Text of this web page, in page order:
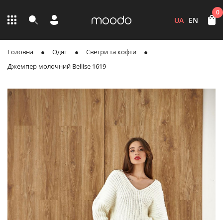
UA EN
0
Головна Одяг
Светри та кофти
Джемпер молочний Bellise 1619